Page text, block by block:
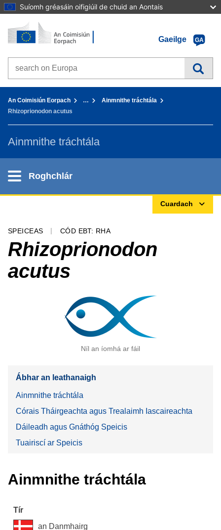
Suíomh gréasáin oifigiúil de chuid an Aontais
Téigh chuig inneachar
Baile - An Coimisiún Eorpach
Gaeilge
GA
Search on Europa websites
An Coimisiún Eorpach …
Ainmnithe tráchtála
Rhizoprionodon acutus
Ainmnithe tráchtála
Roghchlár
Cuardach
SPEICEAS CÓD EBT: RHA
Rhizoprionodon
acutus
Níl an íomhá ar fáil
Ábhar an leathanaigh
Ainmnithe tráchtála
Córais Tháirgeachta agus Trealaimh Iascaireachta
Dáileadh agus Gnáthóg Speicis
Tuairiscí ar Speicis
Ainmnithe tráchtála
an Danmhairg